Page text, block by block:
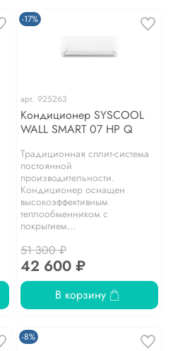
-17%
арт. 925263
Кондиционер SYSCOOL
WALL SMART 07 HP Q
Традиционная сплит-система
постоянной
производительности.
Кондиционер оснащен
высокоэффективным
теплообменником с
покрытием...
51 300 ₽
42 600 ₽
В корзину
-8%